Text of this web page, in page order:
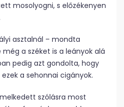
mosolyogni, s előzékenyen
asztalnál – mondta
a széket is a leányok alá
pedig azt gondolta, hogy
a sehonnai cigányok.
szólásra most